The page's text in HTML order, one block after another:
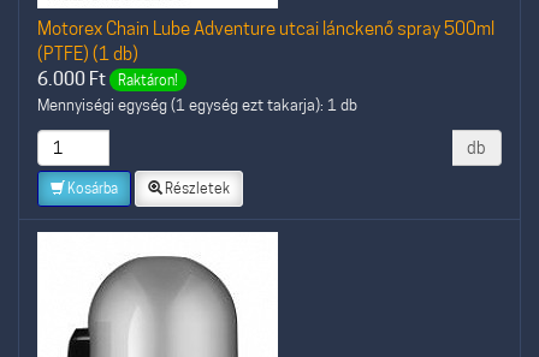
Motorex Chain Lube Adventure utcai lánckenő spray 500ml
(PTFE) (1 db)
6.000 Ft Raktáron!
Mennyiségi egység (1 egység ezt takarja): 1 db
db
Kosárba Részletek